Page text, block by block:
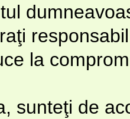
la
sunteţi de